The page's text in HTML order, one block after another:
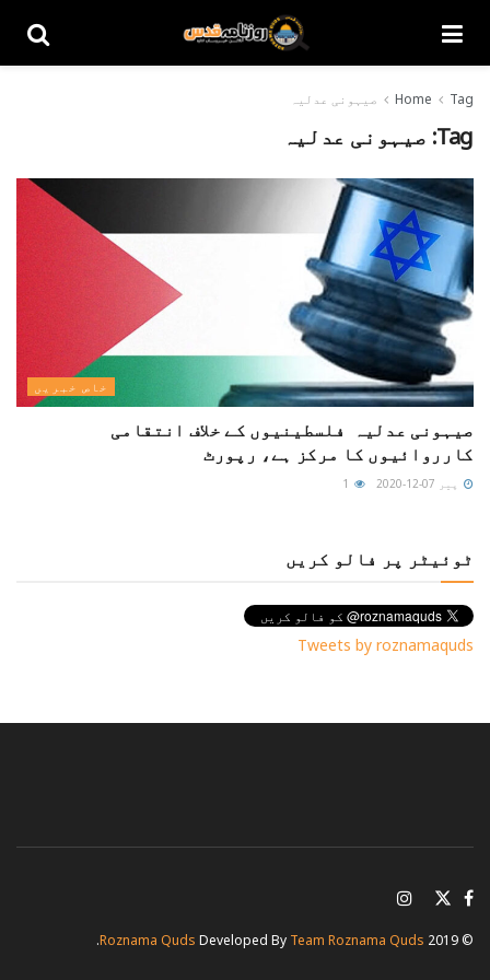
Home Tag صیہونی عدلیہ
Tag: صیہونی عدلیہ
خاص خبریں
صیہونی عدلیہ فلسطینیوں کے خلاف انتقامی
کارروائیوں کا مرکز ہے، رپورٹ
پیر 07-12-2020
ٹوئیٹر پر فالو کریں
Tweets by roznamaquds
© 2019
Roznama Quds Developed By Team Roznama Quds
.